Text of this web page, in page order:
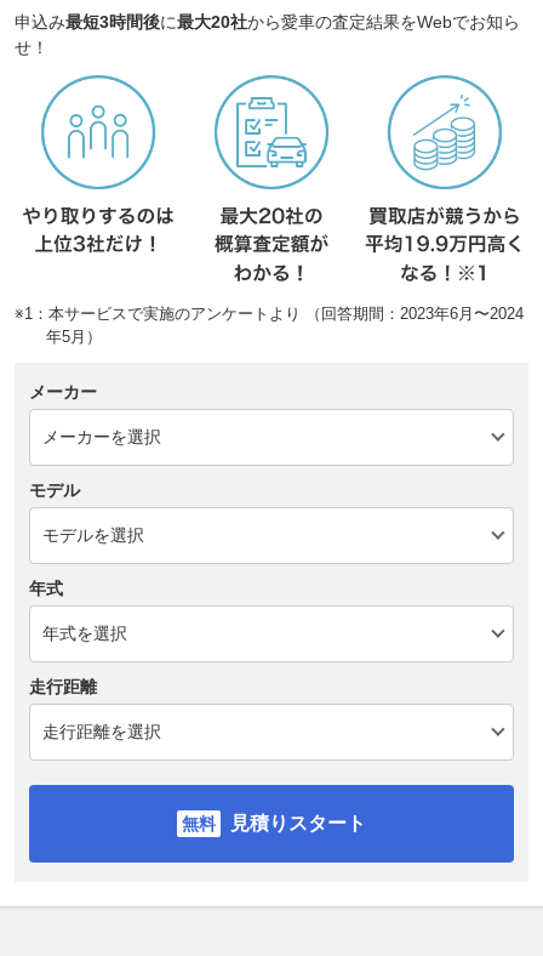
申込み最短3時間後に最大20社から愛車の査定結果をWebでお知ら
せ！
※1：本サービスで実施のアンケートより （回答期間：2023年6月〜2024
年5月）
メーカー
モデル
年式
走行距離
見積りスタート